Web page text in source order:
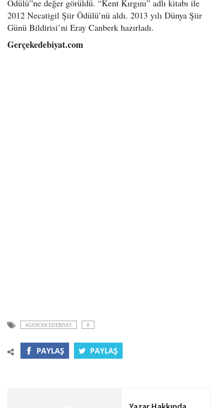
Ödülü”ne değer görüldü. “Kent Kırgını” adlı kitabı ile
2012 Necatigil Şiir Ödülü’nü aldı. 2013 yılı Dünya Şiir
Günü Bildirisi’ni Eray Canberk hazırladı.
Gerçekedebiyat.com
#GERCEK EDEBIYAT #